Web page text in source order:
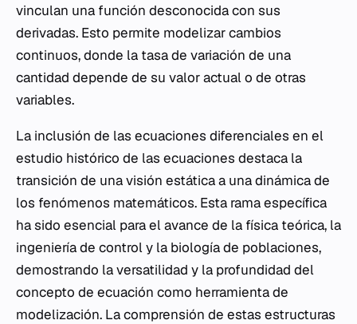
vinculan una función desconocida con sus
derivadas. Esto permite modelizar cambios
continuos, donde la tasa de variación de una
cantidad depende de su valor actual o de otras
variables.
La inclusión de las ecuaciones diferenciales en el
estudio histórico de las ecuaciones destaca la
transición de una visión estática a una dinámica de
los fenómenos matemáticos. Esta rama específica
ha sido esencial para el avance de la física teórica, la
ingeniería de control y la biología de poblaciones,
demostrando la versatilidad y la profundidad del
concepto de ecuación como herramienta de
modelización. La comprensión de estas estructuras